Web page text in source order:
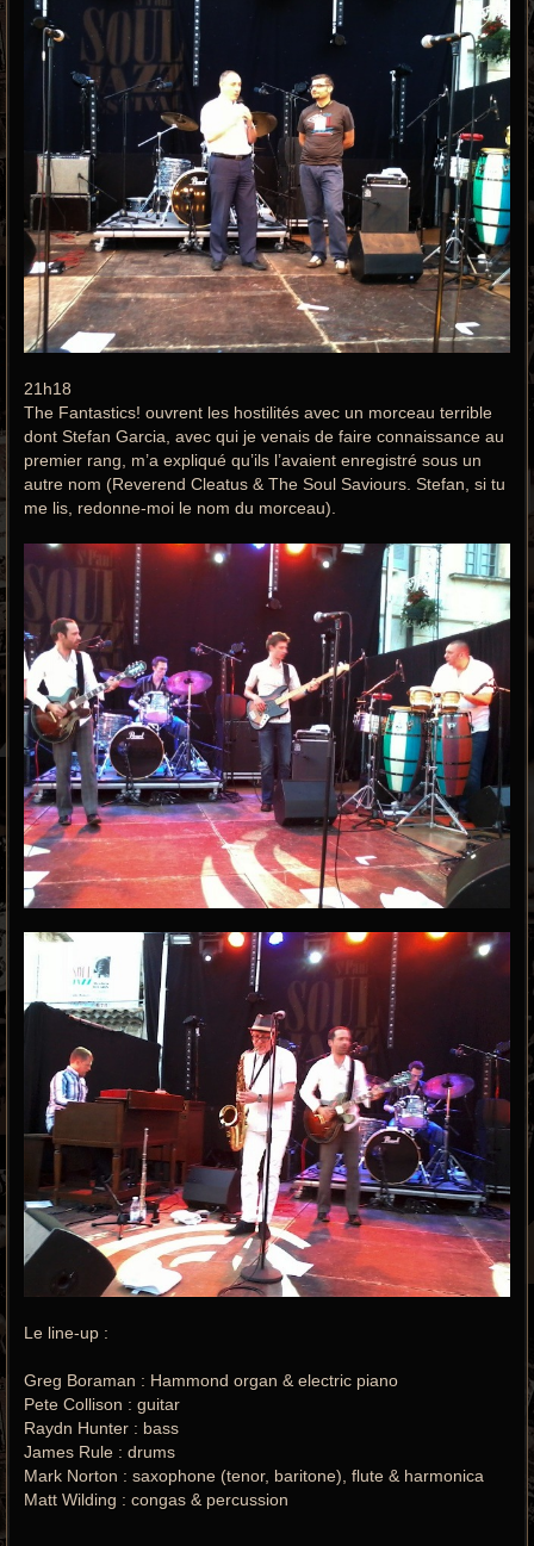
21h18
The Fantastics! ouvrent les hostilités avec un morceau terrible
dont Stefan Garcia, avec qui je venais de faire connaissance au
premier rang, m’a expliqué qu’ils l’avaient enregistré sous un
autre nom (Reverend Cleatus & The Soul Saviours. Stefan, si tu
me lis, redonne-moi le nom du morceau).
Le line-up :
Greg Boraman : Hammond organ & electric piano
Pete Collison : guitar
Raydn Hunter : bass
James Rule : drums
Mark Norton : saxophone (tenor, baritone), flute & harmonica
Matt Wilding : congas & percussion